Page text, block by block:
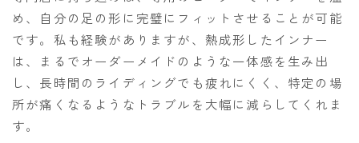
め、自分の足の形に完璧にフィットさせることが可能
です。私も経験がありますが、熱成形したインナー
は、まるでオーダーメイドのような一体感を生み出
し、長時間のライディングでも疲れにくく、特定の場
所が痛くなるようなトラブルを大幅に減らしてくれま
す。